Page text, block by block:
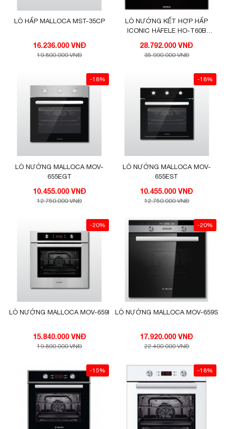
LÒ HẤP MALLOCA MST-35CP
16.236.000 VNĐ
19.800.000 VNĐ
LÒ NƯỚNG KẾT HỢP HẤP
ICONIC HÄFELE HO-T60B
28.792.000 VNĐ
35.990.000 VNĐ
-18%
LÒ NƯỚNG MALLOCA MOV-
655EGT
10.455.000 VNĐ
12.750.000 VNĐ
-18%
LÒ NƯỚNG MALLOCA MOV-
655EST
10.455.000 VNĐ
12.750.000 VNĐ
-20%
LÒ NƯỚNG MALLOCA MOV-659I
15.840.000 VNĐ
19.800.000 VNĐ
-20%
LÒ NƯỚNG MALLOCA MOV-659S
17.920.000 VNĐ
22.400.000 VNĐ
-15% -18%